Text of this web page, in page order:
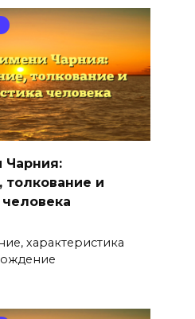
Чарния:
толкование и
характеристика